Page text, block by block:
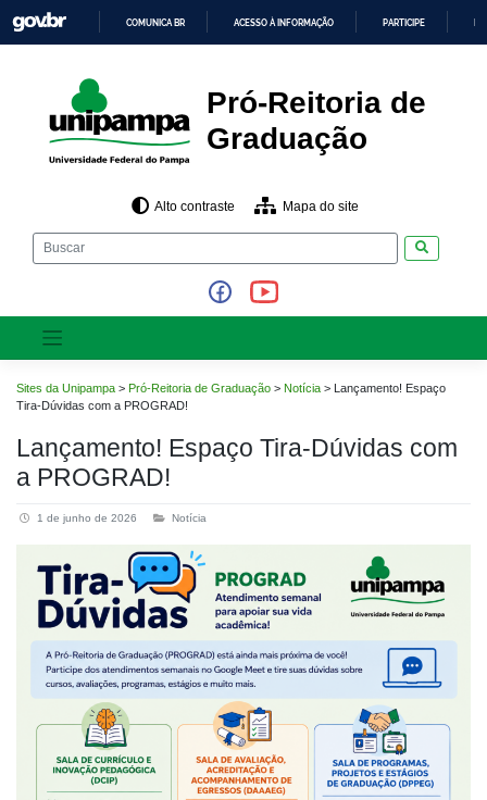
para
o
CONTEÚDO
COMUNICA BR ACESSO À INFORMAÇÃO PARTICIPE
Pró-Reitoria de
Graduação
Alto contraste Mapa do site
Sites da Unipampa > Pró-Reitoria de Graduação > Notícia >
Lançamento! Espaço
Tira-Dúvidas com a PROGRAD!
Lançamento! Espaço Tira-Dúvidas com
a PROGRAD!
1 de junho de 2026 Notícia